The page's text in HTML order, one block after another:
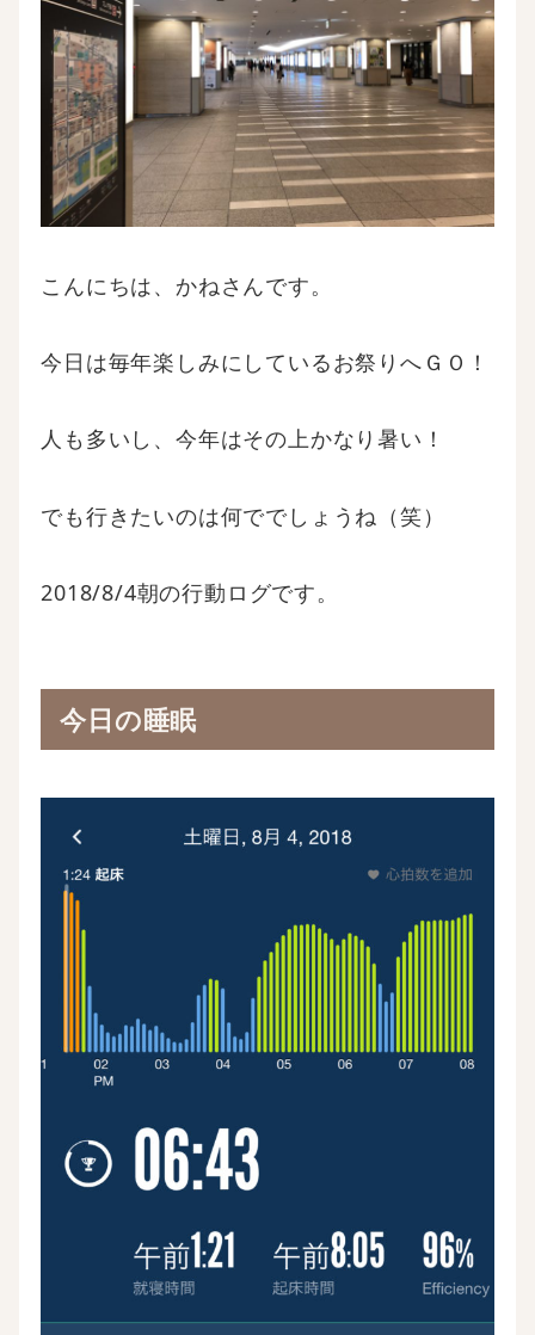
こんにちは、かねさんです。
今日は毎年楽しみにしているお祭りへＧＯ！
人も多いし、今年はその上かなり暑い！
でも行きたいのは何ででしょうね（笑）
2018/8/4朝の行動ログです。
今日の睡眠